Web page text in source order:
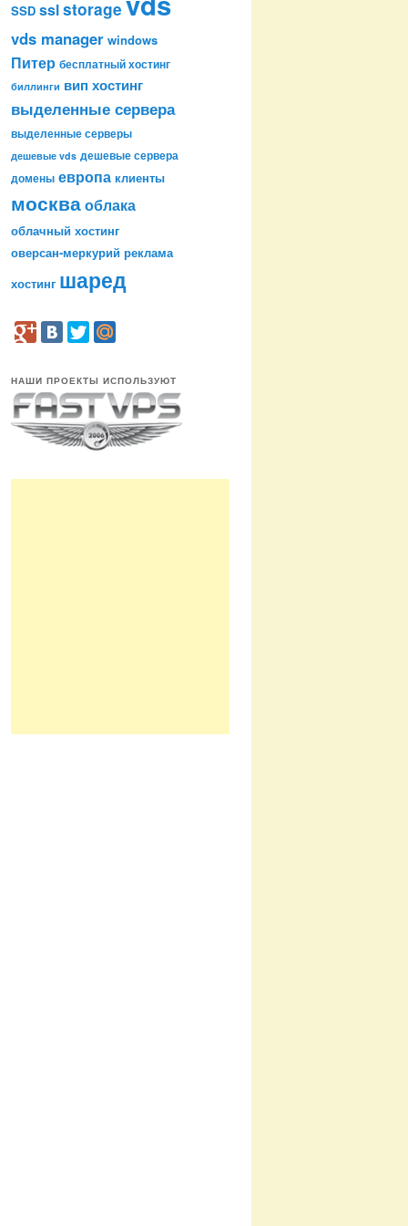
SSD sslstorage
vds manager windows
Питер бесплатный хостинг
биллинги вип хостинг
выделенные сервера
выделенные серверы
дешевые vds дешевые сервера
домены европа клиенты
москваоблака
облачный хостинг
оверсан-меркурий реклама
хостинг шаред
НАШИ ПРОЕКТЫ ИСПОЛЬЗУЮТ